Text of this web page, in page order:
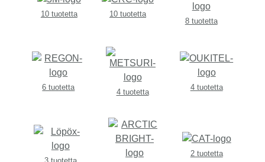
10 tuotetta
10 tuotetta
8 tuotetta
6 tuotetta
4 tuotetta
4 tuotetta
2 tuotetta